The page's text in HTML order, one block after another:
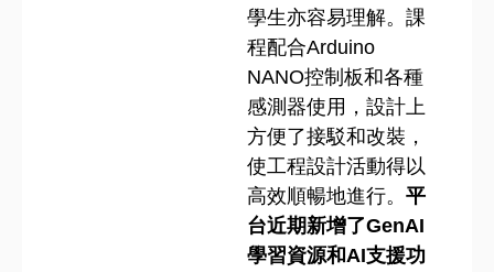
學生亦容易理解。課
程配合Arduino
NANO控制板和各種
感測器使用，設計上
方便了接駁和改裝，
使工程設計活動得以
高效順暢地進行。 平
台近期新增了GenAI
學習資源和AI支援功